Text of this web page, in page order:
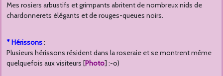
Mes rosiers arbustifs et grimpants abritent de nombreux nids de
chardonnerets élégants et de rouges-queues noirs.
* Hérissons:
Plusieurs hérissons résident dans la roseraie et se montrent même
quelquefois aux visiteurs [Photo] :-o)